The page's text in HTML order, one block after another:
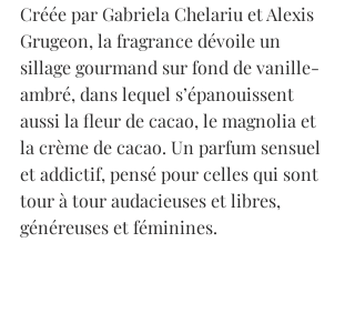
Créée par Gabriela Chelariu et Alexis
Grugeon, la fragrance dévoile un
sillage gourmand sur fond de vanille-
ambré, dans lequel s’épanouissent
aussi la fleur de cacao, le magnolia et
la crème de cacao. Un parfum sensuel
et addictif, pensé pour celles qui sont
tour à tour audacieuses et libres,
généreuses et féminines.